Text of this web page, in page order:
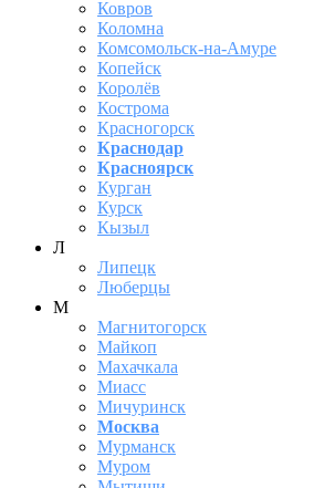
Ковров
Коломна
Комсомольск-на-Амуре
Копейск
Королёв
Кострома
Красногорск
Краснодар
Красноярск
Курган
Курск
Кызыл
Л
Липецк
Люберцы
М
Магнитогорск
Майкоп
Махачкала
Миасс
Мичуринск
Москва
Мурманск
Муром